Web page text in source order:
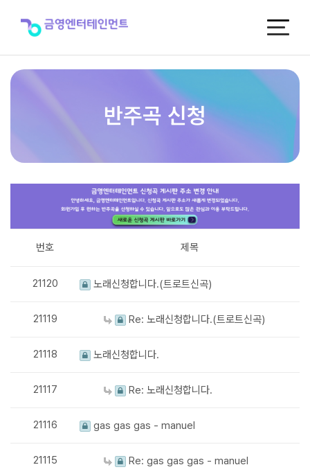
반주곡 신청
번호 제목
21120 노래신청합니다.(트로트신곡)
21119 Re: 노래신청합니다.(트로트신곡)
21118 노래신청합니다.
21117 Re: 노래신청합니다.
21116 gas gas gas - manuel
21115 Re: gas gas gas - manuel